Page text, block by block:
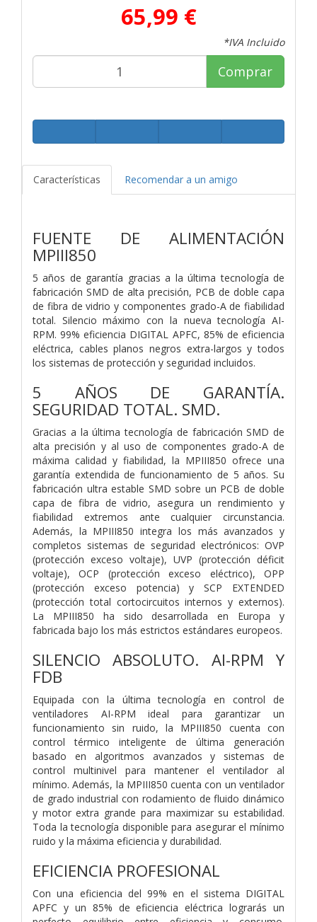
65,99 €
*IVA Incluido
Comprar
Características Recomendar a un amigo
FUENTE DE ALIMENTACIÓN
MPIII850
5 años de garantía gracias a la última tecnología de
fabricación SMD de alta precisión, PCB de doble capa
de fibra de vidrio y componentes grado-A de fiabilidad
total. Silencio máximo con la nueva tecnología AI-
RPM. 99% eficiencia DIGITAL APFC, 85% de eficiencia
eléctrica, cables planos negros extra-largos y todos
los sistemas de protección y seguridad incluidos.
5 AÑOS DE GARANTÍA.
SEGURIDAD TOTAL. SMD.
Gracias a la última tecnología de fabricación SMD de
alta precisión y al uso de componentes grado-A de
máxima calidad y fiabilidad, la MPIII850 ofrece una
garantía extendida de funcionamiento de 5 años. Su
fabricación ultra estable SMD sobre un PCB de doble
capa de fibra de vidrio, asegura un rendimiento y
fiabilidad extremos ante cualquier circunstancia.
Además, la MPIII850 integra los más avanzados y
completos sistemas de seguridad electrónicos: OVP
(protección exceso voltaje), UVP (protección déficit
voltaje), OCP (protección exceso eléctrico), OPP
(protección exceso potencia) y SCP EXTENDED
(protección total cortocircuitos internos y externos).
La MPIII850 ha sido desarrollada en Europa y
fabricada bajo los más estrictos estándares europeos.
SILENCIO ABSOLUTO. AI-RPM Y
FDB
Equipada con la última tecnología en control de
ventiladores AI-RPM ideal para garantizar un
funcionamiento sin ruido, la MPIII850 cuenta con
control térmico inteligente de última generación
basado en algoritmos avanzados y sistemas de
control multinivel para mantener el ventilador al
mínimo. Además, la MPIII850 cuenta con un ventilador
de grado industrial con rodamiento de fluido dinámico
y motor extra grande para maximizar su estabilidad.
Toda la tecnología disponible para asegurar el mínimo
ruido y la máxima eficiencia y durabilidad.
EFICIENCIA PROFESIONAL
Con una eficiencia del 99% en el sistema DIGITAL
APFC y un 85% de eficiencia eléctrica lograrás un